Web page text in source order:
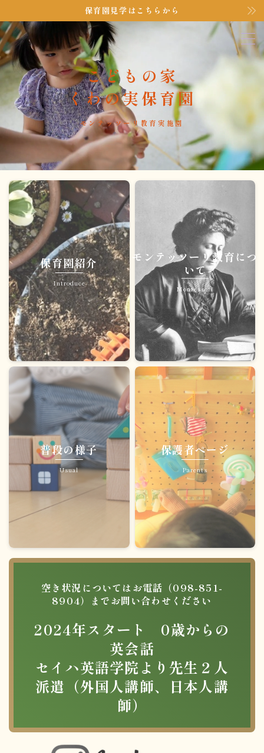
保育園見学はこちらから
MENU
トップページ
保育園紹介
普段の様子
モンテッソーリ教育について
保護者ページ
アクセス
くくるん広場
法人資料
こどもの家
くわの実保育園
モンテッソーリ教育実施園
Introduce
保育園紹介
Montessori
モンテッソーリ教育につ
いて
Usual
普段の様子
Parents
保護者ページ
空き状況についてはお電話（098-851-
8904）までお問い合わせください
2024年スタート 0歳からの
英会話
セイハ英語学院より先生２人
派遣（外国人講師、日本人講
師）